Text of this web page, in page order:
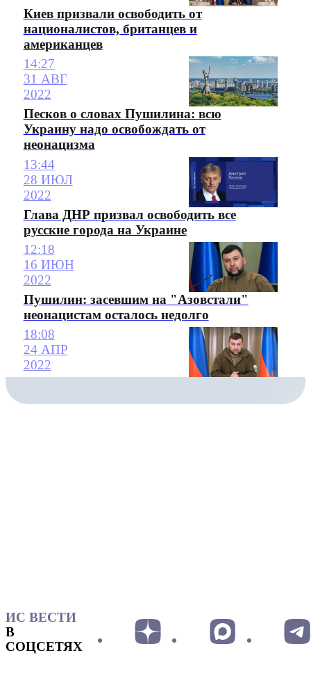
Киев призвали освободить от
националистов, британцев и
американцев
14:27
31 АВГ
2022
Песков о словах Пушилина: всю
Украину надо освобождать от
неонацизма
13:44
28 ИЮЛ
2022
Глава ДНР призвал освободить все
русские города на Украине
12:18
16 ИЮН
2022
Пушилин: засевшим на "Азовстали"
неонацистам осталось недолго
18:08
24 АПР
2022
ИС ВЕСТИ
В
СОЦСЕТЯХ